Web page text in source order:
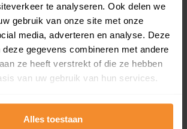
te analyseren. Ook delen we
gebruik van onze site met onze
media, adverteren en analyse. Deze
deze gegevens combineren met andere
ze heeft verstrekt of die ze hebben
van uw gebruik van hun services.
Alles toestaan
product